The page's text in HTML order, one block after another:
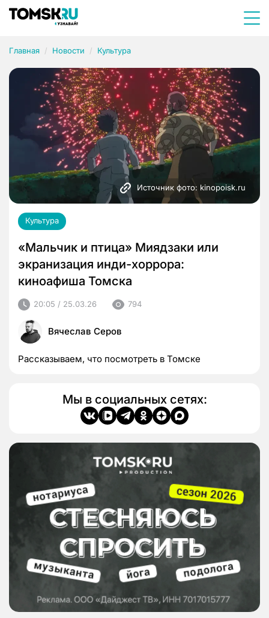
Главная Новости Культура
Источник фото: kinopoisk.ru
Культура
«Мальчик и птица» Миядзаки или
экранизация инди-хоррора:
киноафиша Томска
20:05 / 25.03.26 794
Вячеслав Серов
Рассказываем, что посмотреть в Томске
Мы в социальных сетях: